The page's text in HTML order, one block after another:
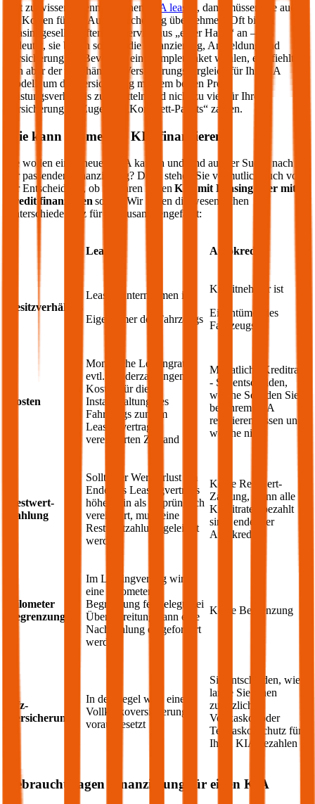
Gut zu wissen: Wenn Sie einen
KIA leasen , dann müssen Sie auch
die Kosten für die Autoversicherung übernehmen. Oft bieten
Leasinggesellschaften ein Service aus „einer Hand“ an – das
bedeutet, sie bieten sowohl die Finanzierung, Anmeldung und
Versicherung an. Bevor Sie ein Komplettpaket wählen, empfiehlt
sich aber der unabhängige Versicherungsvergleich für Ihr
KIA
Modell, um die Versicherung mit dem besten Preis-
Leistungsverhältnis zu ermitteln und nicht zu viel für Ihre
Versicherung im Zuge des „Komplett-Pakets“ zahlen.
Wie kann ich meinen KIA finanzieren?
Sie wollen einen neuen KIA kaufen und sind auf der Suche nach
der passenden Finanzierung? Dann stehen Sie vermutlich auch vor
der Entscheidung, ob Sie Ihren neuen KIA
mit Leasing oder mit
Kredit finanzieren sollen. Wir haben die wesentlichen
Unterschiede kurz für Sie zusammengefasst:
Leasing Autokredit
Besitzverhältnis
Leasingunternehmen ist
Eigentümer des Fahrzeugs
Kreditnehmer ist
Eigentümer des
Fahrzeugs
Kosten
Monatliche Leasingrate,
evtl. Sonderzahlungen;
Kosten für die
Instandhaltung des
Fahrzeugs zum im
Leasingvertrag
vereinbarten Zustand
Monatliche Kreditrate
- Sie entscheiden,
welche Schäden Sie
bei Ihrem
KIA
reparieren lassen und
welche nicht
Restwert-
Zahlung
Sollte der Wertverlust am
Ende des Leasingvertrags
höher sein als ursprünglich
vereinbart, muss eine
Restwertzahlung geleistet
werden
Keine Restwert-
Zahlung, wenn alle
Kreditraten bezahlt
sind, endet der
Autokredit
Kilometer
Begrenzung
Im Leasingvertrag wird
eine Kilometer
Begrenzung festgelegt, bei
Überschreitung kann eine
Nachzahlung eingefordert
werden
Keine Begrenzung
Kfz-
Versicherung
In der Regel wird eine
Vollkaskoversicherung
vorausgesetzt
Sie entscheiden, wie
lange Sie einen
zusätzlichen
Vollkasko- oder
Teilkasko-Schutz für
Ihren KIA bezahlen
Gebrauchtwagen Finanzierung für einen KIA